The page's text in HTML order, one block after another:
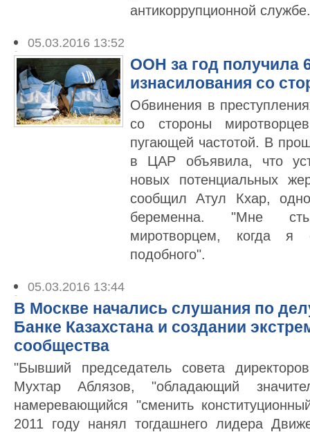
антикоррупционной службе.
05.03.2016 13:52
ООН за год получила
изнасилования со
Обвинения в
со стороны
пугающей частотой. В
в ЦАР объявила, что
новых потенциальных
сообщил Атул Кхар,
беременна. "Мне
миротворцем, когда я
подобного".
05.03.2016 13:44
В Москве начались слушания по
Банке Казахстана и создании
сообщества
"Бывший председатель совета
Мухтар Аблязов, "обладающий
намеревающийся "сменить
2011 году нанял тогдашнего лидера